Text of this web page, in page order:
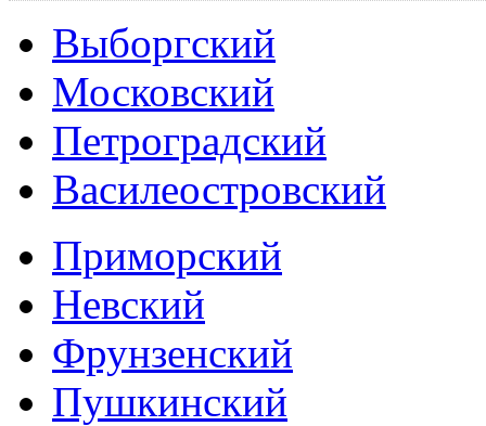
Выборгский
Московский
Петроградский
Василеостровский
Приморский
Невский
Фрунзенский
Пушкинский